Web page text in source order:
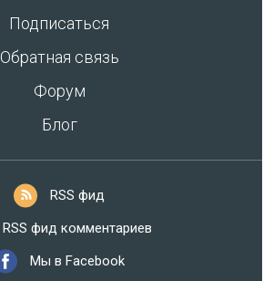
Подписаться
Обратная связь
Форум
Блог
RSS фид
RSS фид комментариев
Мы в Facebook